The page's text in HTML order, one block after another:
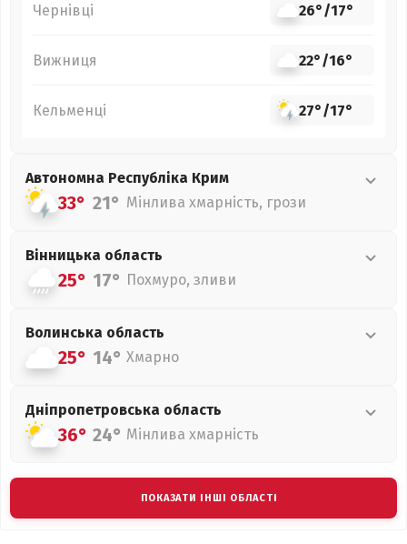
Чернівці 26°/17°
Вижниця 22°/16°
Кельменці 27°/17°
Автономна Республіка Крим
33° 21° Мінлива хмарність, грози
Вінницька область
25° 17° Похмуро, зливи
Волинська область
25° 14° Хмарно
Дніпропетровська область
36° 24° Мінлива хмарність
ПОКАЗАТИ ІНШІ ОБЛАСТІ